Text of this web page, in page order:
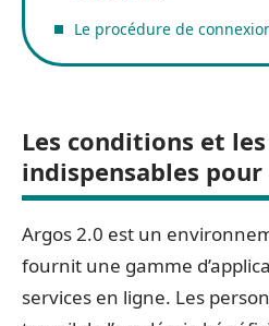
Le procédure de
Les conditions et
indispensables
Argos 2.0 est un
fournit une gamme
services en ligne. Les